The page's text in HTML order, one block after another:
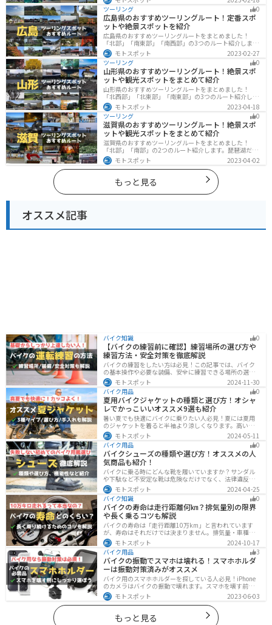
めます。バイクで石川ツーリングに行こうと思っている
人は、参考にしてください。
ツーリング
0
広島県のおすすめツーリングルート！定番スポ
ットや絶景スポットを紹介
広島県のおすすめツーリングルートをまとめました！
「北部」「南東部」「南西部」の3つのルート紹介しま
す。自然豊かな山と海だけでなく、歴史的価値のある建
造物も多数あるので、飽きることなくツーリングを堪能
できます。バイクで広島県にツーリングに行く際は参考
にしてください。
モトスポット
2023-02-27
ツーリング
0
山形県のおすすめツーリングルート！絶景スポ
ットや観光スポットをまとめて紹介
山形県のおすすめツーリングルートをまとめました！
「北西部」「北東部」「南東部」の3つのルート紹介しま
す。豊かな自然と歴史的な観光スポット、山と海どちら
も堪能できるスポットが多数あります。バイクで山形県
にツーリングに行く際は参考にしてください。
モトスポット
2023-04-18
ツーリング
0
滋賀県のおすすめツーリングルート！絶景スポ
ットや観光スポットをまとめて紹介
滋賀県のおすすめツーリングルートをまとめました！
「北部」「南部」の2つのルート紹介します。琵琶湖だけ
でなく、比叡山ドライブウェイなどの山を楽しめるスポ
ットも多数あります。バイクで滋賀県にツーリングに行
く際は参考にしてください。
モトスポット 2023-04-02
もっと見る
オススメ記事
バイク知識 0
【バイクの練習前に確認】練習場所の選び方や
練習方法・安全対策を徹底解説
バイクの練習をしたい方は必見！この記事では、バイク
の基本操作や必要な装備、安全に練習できる場所の選び
方や練習方法を解説しています。実は、バイクの点検や
整備、基本的な練習をバランスよく行うことが大切で
す。この記事を読めば、安全で快適にバイク練習を行う
方法がわかります。
モトスポット
2024-11-30
バイク用品
0
夏用バイクジャケットの種類と選び方！オシャ
レでかっこいいオススメ9選も紹介
暑い夏でも快適にバイクに乗りたい人必見！夏には夏用
のジャケットを着ると半袖より涼しくなります。高い透
湿性のフルメッシュ素材やハーフメッシュはもちろん、
デザイン性に優れたテキスタイルジャケットもあるの
で、カッコよくバイクに乗りたい人でも使える装備があ
ります。
モトスポット
2024-05-11
バイク用品
0
バイクシューズの種類や選び方！オススメの人
気商品も紹介！
バイクに乗る時にどんな靴を履いていますか？サンダル
や下駄など不安定な靴は危険なだけでなく、法律違反に
なる可能性もあります。バイクに乗るときはバイク用に
作られた専用の靴を履くようにしましょう。操作性や安
全性の向上性だけでなく、バイクとの一体感でよりカッ
コよくなります。
モトスポット
2024-04-25
バイク知識
0
バイクの寿命は走行距離何㎞？排気量別の限界
や長く乗るコツも解説
バイクの寿命は「走行距離10万km」と言われています
が、寿命はそれだけでは決まりません。排気量・車種・
日々のメンテナンス・保管状態などでも大きく変わりま
す。この記事ではバイクの寿命について解説します。ま
た、寿命を延ばす方法も解説するので、今のバイクに長
く乗りたい人は参考にしてください。
モトスポット
2024-10-17
バイク用品
3
バイクの振動でスマホは壊れる！スマホホルダ
ーは振動対策済みがオススメ
バイク用のスマホホルダーを探している人必見！iPhone
のカメラはバイクの振動で壊れます。スマホを壊す前
に、振動対策がされたスマホホルダーを使うようにしま
しょう。カメラを壊さないための4つの方法とオススメの
スマホホルダーを紹介します。
モトスポット 2023-06-03
もっと見る